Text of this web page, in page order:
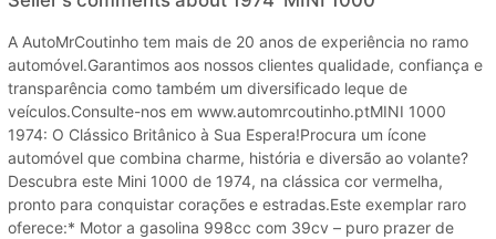
A AutoMrCoutinho tem mais de 20 anos de experiência no ramo
automóvel.Garantimos aos nossos clientes qualidade, confiança e
transparência como também um diversificado leque de
veículos.Consulte-nos em www.automrcoutinho.ptMINI 1000
1974: O Clássico Britânico à Sua Espera!Procura um ícone
automóvel que combina charme, história e diversão ao volante?
Descubra este Mini 1000 de 1974, na clássica cor vermelha,
pronto para conquistar corações e estradas.Este exemplar raro
oferece:* Motor a gasolina 998cc com 39cv – puro prazer de